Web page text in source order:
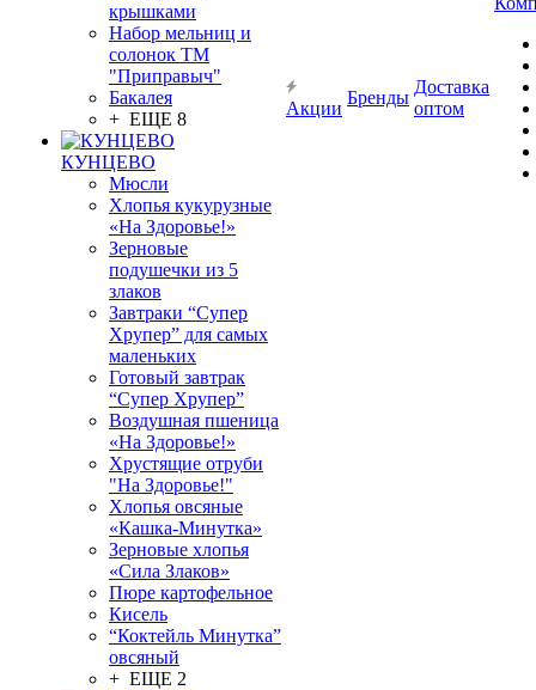
крышками
Набор мельниц и
солонок ТМ
"Приправыч"
Бакалея
+ ЕЩЕ 8
КУНЦЕВО
Мюсли
Хлопья кукурузные
«На Здоровье!»
Зерновые
подушечки из 5
злаков
Завтраки “Супер
Хрупер” для самых
маленьких
Готовый завтрак
“Супер Хрупер”
Воздушная пшеница
«На Здоровье!»
Хрустящие отруби
"На Здоровье!"
Хлопья овсяные
«Кашка-Минутка»
Зерновые хлопья
«Сила Злаков»
Пюре картофельное
Кисель
“Коктейль Минутка”
овсяный
+ ЕЩЕ 2
Акции
Бренды
Доставка
оптом